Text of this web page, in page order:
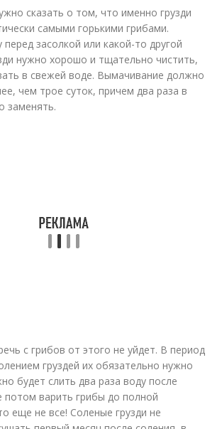
сказать о том, что именно грузди
самыми горькими грибами.
засолкой или какой-то другой
нужно хорошо и тщательно чистить,
в свежей воде. Вымачивание должно
чем трое суток, причем два раза в
заменять.
с грибов от этого не уйдет. В период
груздей их обязательно нужно
будет слить два раза воду после
потом варить грибы до полной
еще не все! Соленые грузди не